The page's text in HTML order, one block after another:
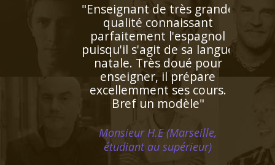
"Excellente professeur qui
s’applique énormément et
donne de très bons
résultats. Attentive,
patiente et de surcroît très
sympathique, elle a su
s'octroyer la confiance de
notre fille dès le premier
contact"
Madame G.F (Paris, élève en